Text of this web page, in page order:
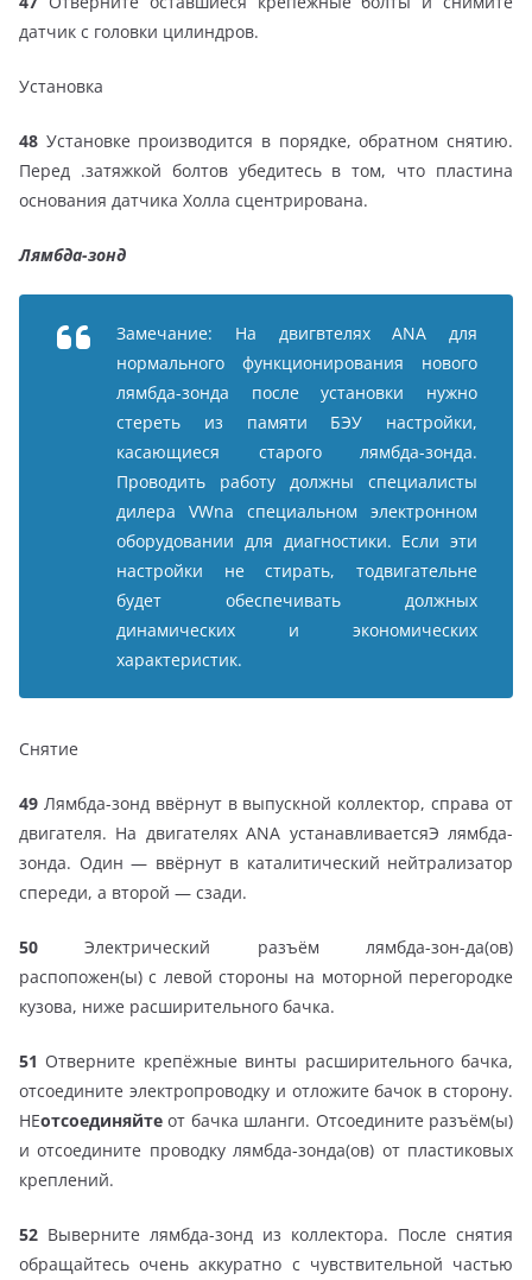
датчик с головки цилиндров.
Установка
48 Установке производится в порядке, обратном снятию.
Перед .затяжкой болтов убедитесь в том, что пластина
основания датчика Холла сцентрирована.
Лямбда-зонд
Замечание: На двигвтелях ANA для
нормального функционирования нового
лямбда-зонда после установки нужно
стереть из памяти БЭУ настройки,
касающиеся старого лямбда-зонда.
Проводить работу должны специалисты
дилера VWna специальном электронном
оборудовании для диагностики. Если эти
настройки не стирать, тодвигательне
будет обеспечивать должных
динамических и экономических
характеристик.
Снятие
49 Лямбда-зонд ввёрнут в выпускной коллектор, справа от
двигателя. На двигателях ANA устанавливаетсяЭ лямбда-
зонда. Один — ввёрнут в каталитический нейтрализатор
спереди, а второй — сзади.
50 Электрический разъём лямбда-зон-да(ов)
распопожен(ы) с левой стороны на моторной перегородке
кузова, ниже расширительного бачка.
51 Отверните крепёжные винты расширительного бачка,
отсоедините электропроводку и отложите бачок в сторону.
НЕотсоединяйтеот бачка шланги. Отсоедините разъём(ы)
и отсоедините проводку лямбда-зонда(ов) от пластиковых
креплений.
52 Выверните лямбда-зонд из коллектора. После снятия
обращайтесь очень аккуратно с чувствительной частью